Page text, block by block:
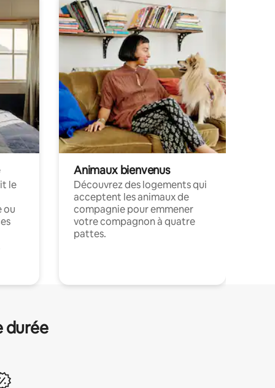
le
ou
Animaux bienvenus
Découvrez des logements qui
acceptent les animaux de
compagnie pour emmener
votre compagnon à quatre
pattes.
durée